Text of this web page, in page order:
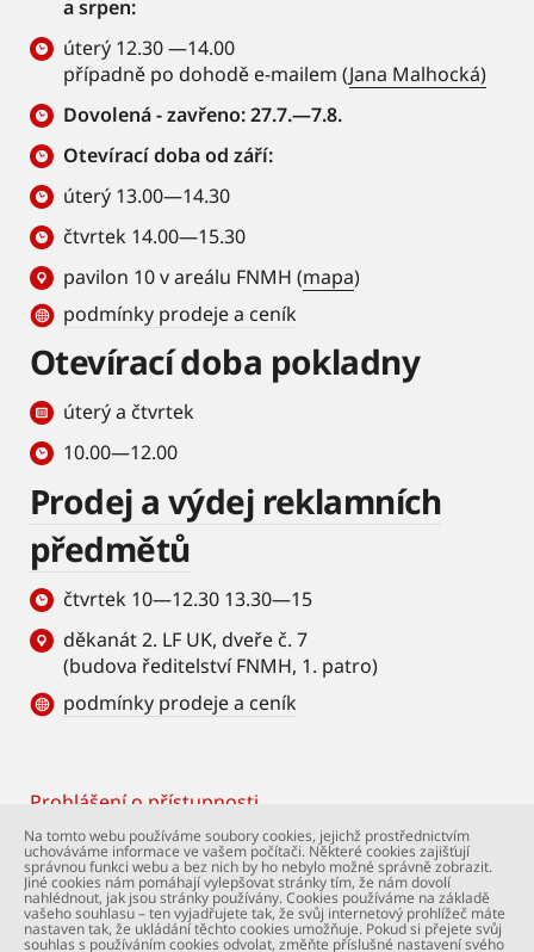
a srpen:
úterý 12.30 —14.00
případně po dohodě e-mailem (Jana Malhocká)
Dovolená - zavřeno: 27.7.—7.8.
Otevírací doba od září:
úterý 13.00—14.30
čtvrtek 14.00—15.30
pavilon 10 v areálu FNMH (mapa)
podmínky prodeje a ceník
Otevírací doba pokladny
úterý a čtvrtek
10.00—12.00
Prodej a výdej reklamních
předmětů
čtvrtek 10—12.30 13.30—15
děkanát 2. LF UK, dveře č. 7
(budova ředitelství FNMH, 1. patro)
podmínky prodeje a ceník
Footer
Prohlášení o přístupnosti
© Univerzita Karlova – 2. lékařská fakulta. Všechna
práva vyhrazena. Foto: 2. LF a Shutterstock.com.
Podpora webu:webmaster@lfmotol.cuni.cz
Na tomto webu používáme soubory cookies, jejichž prostřednictvím
uchováváme informace ve vašem počítači. Některé cookies zajišťují
správnou funkci webu a bez nich by ho nebylo možné správně zobrazit.
Jiné cookies nám pomáhají vylepšovat stránky tím, že nám dovolí
nahlédnout, jak jsou stránky používány. Cookies používáme na základě
vašeho souhlasu – ten vyjadřujete tak, že svůj internetový prohlížeč máte
nastaven tak, že ukládání těchto cookies umožňuje. Pokud si přejete svůj
souhlas s používáním cookies odvolat, změňte příslušné nastavení svého